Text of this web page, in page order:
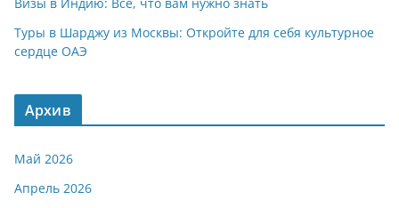
Туры в Шарджу из Москвы: Откройте для себя культурное
сердце ОАЭ
Архив
Май 2026
Апрель 2026